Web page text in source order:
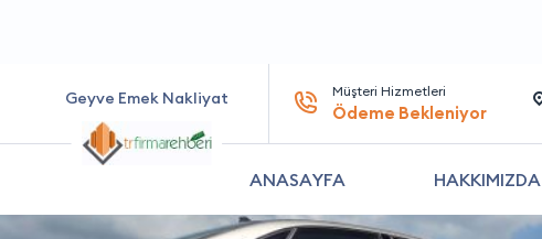
Geyve Emek Nakliyat Müşteri Hizmetleri
Ödeme Bekleniyor
ANASAYFA HAKKIMIZDA